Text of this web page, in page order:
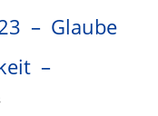
– Glaube
–